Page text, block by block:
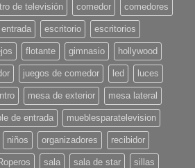
de televisión comedor comedores
entrada escritorio escritorios
flotante gimnasio hollywood
juegos de comedor led luces
mesa de exterior mesa lateral
de entrada mueblesparatelevision
niños organizadores recibidor
sala sala de star sillas